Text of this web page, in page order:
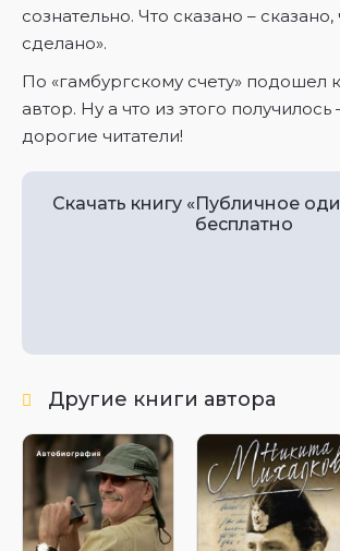
сознательно. Что сказано –
сделано».
По «гамбургскому счету» подошел
автор. Ну а что из этого получилось
дорогие читатели!
Скачать книгу «Публичное
бесплатно
Другие книги автора